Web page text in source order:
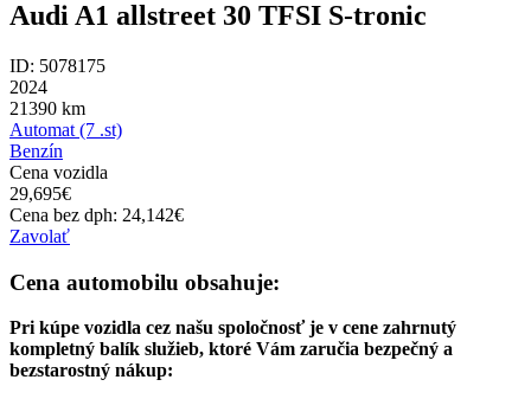
Audi A1 allstreet 30 TFSI S-tronic
ID: 5078175
2024
21390 km
Automat (7 .st)
Benzín
Cena vozidla
29,695€
Cena bez dph: 24,142€
Zavolať
Cena automobilu obsahuje:
Pri kúpe vozidla cez našu spoločnosť je v cene zahrnutý
kompletný balík služieb, ktoré Vám zaručia bezpečný a
bezstarostný nákup: